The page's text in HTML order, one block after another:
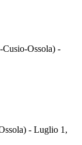
Cusio-Ossola) -
- Luglio 1,